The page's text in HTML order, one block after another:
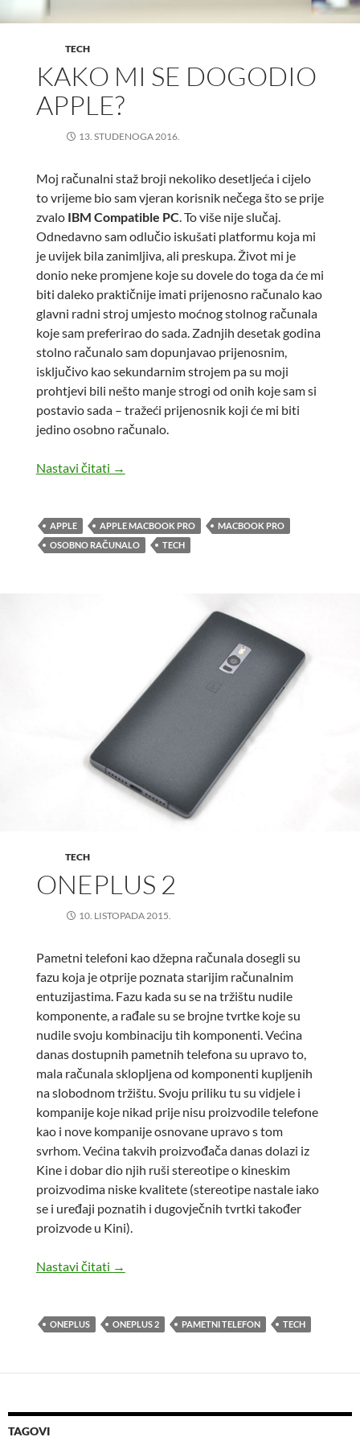
TECH
KAKO MI SE DOGODIO
APPLE?
13. STUDENOGA 2016.
Moj računalni staž broji nekoliko desetljeća i cijelo
to vrijeme bio sam vjeran korisnik nečega što se prije
zvalo IBM Compatible PC . To više nije slučaj.
Odnedavno sam odlučio iskušati platformu koja mi
je uvijek bila zanimljiva, ali preskupa. Život mi je
donio neke promjene koje su dovele do toga da će mi
biti daleko praktičnije imati prijenosno računalo kao
glavni radni stroj umjesto moćnog stolnog računala
koje sam preferirao do sada. Zadnjih desetak godina
stolno računalo sam dopunjavao prijenosnim,
isključivo kao sekundarnim strojem pa su moji
prohtjevi bili nešto manje strogi od onih koje sam si
postavio sada – tražeći prijenosnik koji će mi biti
jedino osobno računalo.
Nastavi čitati Kako mi se dogodio Apple?
→
APPLE APPLE MACBOOK PRO
MACBOOK PRO
OSOBNO RAČUNALO
TECH
TECH
ONEPLUS 2
10. LISTOPADA 2015.
Pametni telefoni kao džepna računala dosegli su
fazu koja je otprije poznata starijim računalnim
entuzijastima. Fazu kada su se na tržištu nudile
komponente, a rađale su se brojne tvrtke koje su
nudile svoju kombinaciju tih komponenti. Većina
danas dostupnih pametnih telefona su upravo to,
mala računala sklopljena od komponenti kupljenih
na slobodnom tržištu. Svoju priliku tu su vidjele i
kompanije koje nikad prije nisu proizvodile telefone
kao i nove kompanije osnovane upravo s tom
svrhom. Većina takvih proizvođača danas dolazi iz
Kine i dobar dio njih ruši stereotipe o kineskim
proizvodima niske kvalitete (stereotipe nastale iako
se i uređaji poznatih i dugovječnih tvrtki također
proizvode u Kini).
Nastavi čitati OnePlus 2
→
ONEPLUS ONEPLUS 2 PAMETNI TELEFON TECH
TAGOVI